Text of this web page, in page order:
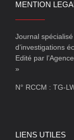
MENTION
Journal spécialisé
d’investigations
Edité par
»
N° RCCM : TG-
LIENS UTILES